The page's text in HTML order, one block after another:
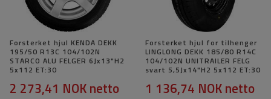
Forsterket hjul KENDA DEKK
195/50 R13C 104/102N
STARCO ALU FELGER 6Jx13"H2
5x112 ET:30
2 273,41 NOKnetto
Forsterket hjul for tilhenger
LINGLONG DEKK 185/80 R14C
104/102N UNITRAILER FELG
svart 5,5Jx14"H2 5x112 ET:30
1 136,74 NOKnetto